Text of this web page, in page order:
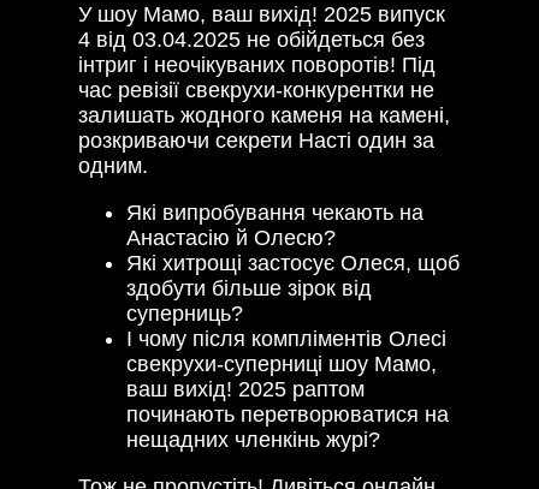
У шоу Мамо, ваш вихід! 2025 випуск
4 від 03.04.2025 не обійдеться без
інтриг і неочікуваних поворотів! Під
час ревізії свекрухи-конкурентки не
залишать жодного каменя на камені,
розкриваючи секрети Насті один за
одним.
Які випробування чекають на
Анастасію й Олесю?
Які хитрощі застосує Олеся, щоб
здобути більше зірок від
суперниць?
І чому після компліментів Олесі
свекрухи-суперниці шоу Мамо,
ваш вихід! 2025 раптом
починають перетворюватися на
нещадних членкінь журі?